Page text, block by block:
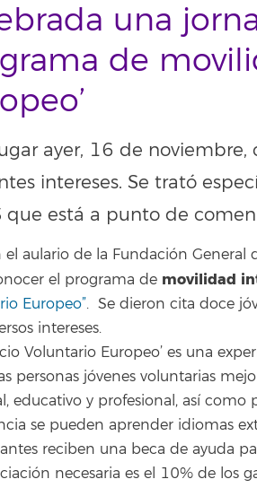
una
de
ayer, 16 de
intereses. Se trató
que está a punto de
el aulario de la Fundación
el programa de movilidad
Europeo”. Se dieron cita doce
intereses.
Voluntario Europeo’ es una
personas jóvenes voluntarias
educativo y profesional, así como
se pueden aprender idiomas
reciben una beca de ayuda
necesaria es el 10% de los